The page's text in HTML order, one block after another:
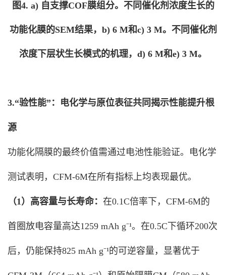
图4. a) 自支撑COF膜组分。不同催化剂浓度生长的
功能化膜的SEM结果，b) 6 M和c) 3 M。不同催化剂
浓度下层状生长模式的机理，d) 6 M和e) 3 M。
3.“验性能”：电化学与原位表征共同揭示性能提升根
源
功能化隔膜的最终价值需通过电池性能验证。电化学
测试表明，CFM-6M在所有指标上均表现最优。
（1）高容量与长寿命： 在0.1C倍率下，CFM-6M的
首圈放电容量高达1259 mAh g⁻¹。在0.5C下循环200次
后，仍能保持825 mAh g⁻¹的可逆容量，显著优于